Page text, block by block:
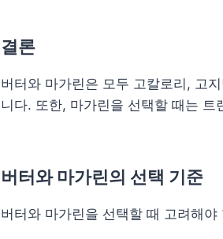
결론
버터와 마가린은 모두 고칼로리, 고
니다. 또한, 마가린을 선택할 때는
버터와 마가린의 선택 기준
버터와 마가린을 선택할 때 고려해